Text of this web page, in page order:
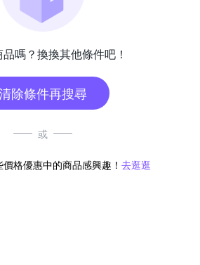
嗎？換換其他條件吧！
除條件再搜尋
或
格優惠中的商品感興趣！ 去逛逛